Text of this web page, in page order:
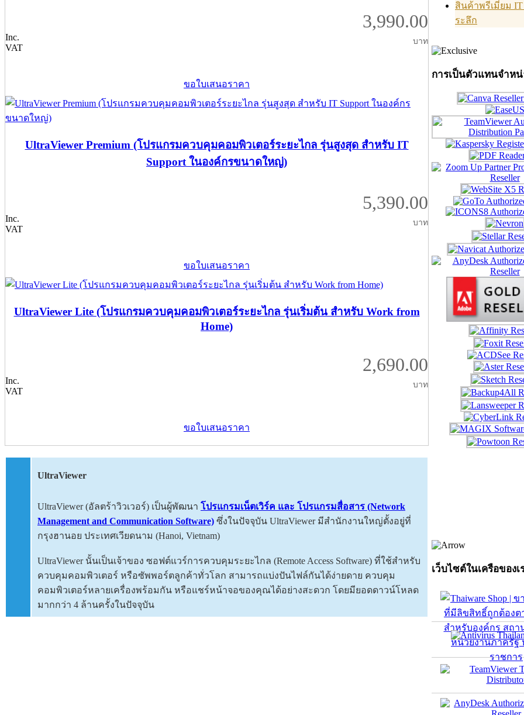
3,990.00
บาท
Inc.
VAT
ขอใบเสนอราคา
UltraViewer Premium (โปรแกรมควบคุมคอมพิวเตอร์ระยะไกล รุ่นสูงสุด สำหรับ IT
Support ในองค์กรขนาดใหญ่)
5,390.00
บาท
Inc.
VAT
ขอใบเสนอราคา
UltraViewer Lite (โปรแกรมควบคุมคอมพิวเตอร์ระยะไกล รุ่นเริ่มต้น สำหรับ Work from
Home)
2,690.00
บาท
Inc.
VAT
ขอใบเสนอราคา
UltraViewer
UltraViewer (อัลตร้าวิวเวอร์) เป็นผู้พัฒนา โปรแกรมเน็ตเวิร์ค และ โปรแกรมสื่อสาร (Network
Management and Communication Software) ซึ่งในปัจจุบัน UltraViewer มีสำนักงานใหญ่ตั้งอยู่ที่
กรุงฮานอย ประเทศเวียดนาม (Hanoi, Vietnam)
UltraViewer นั้นเป็นเจ้าของ ซอฟต์แวร์การควบคุมระยะไกล (Remote Access Software) ที่ใช้สำหรับ
ควบคุมคอมพิวเตอร์ หรือซัพพอร์ตลูกค้าทั่วโลก สามารถแบ่งปันไฟล์กันได้ง่ายดาย ควบคุม
คอมพิวเตอร์หลายเครื่องพร้อมกัน หรือแชร์หน้าจอของคุณได้อย่างสะดวก โดยมียอดดาวน์โหลด
มากกว่า 4 ล้านครั้งในปัจจุบัน
สินค้าพรีเมี่ยม
ระลึก
การเป็นตัวแทนจำห
เว็บไซต์ในเครือของเ